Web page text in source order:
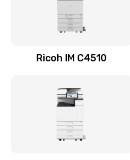
Ricoh IM C4510